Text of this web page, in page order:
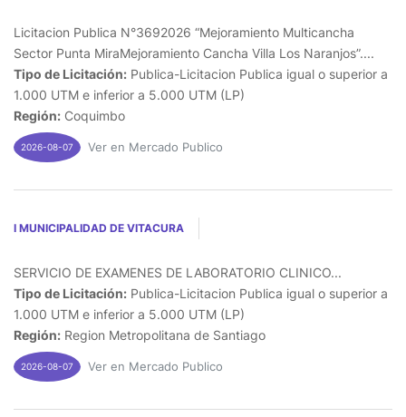
Licitacion Publica N°3692026 “Mejoramiento Multicancha
Sector Punta MiraMejoramiento Cancha Villa Los Naranjos”....
Tipo de Licitación: Publica-Licitacion Publica igual o superior a
1.000 UTM e inferior a 5.000 UTM (LP)
Región: Coquimbo
2026-08-07 Ver en Mercado Publico
I MUNICIPALIDAD DE VITACURA
SERVICIO DE EXAMENES DE LABORATORIO CLINICO...
Tipo de Licitación: Publica-Licitacion Publica igual o superior a
1.000 UTM e inferior a 5.000 UTM (LP)
Región: Region Metropolitana de Santiago
2026-08-07 Ver en Mercado Publico